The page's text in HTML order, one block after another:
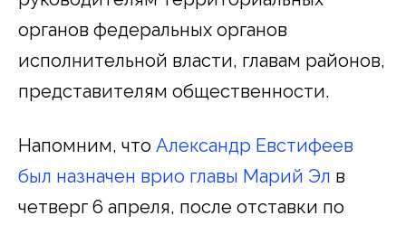
органов федеральных органов
исполнительной власти, главам районов,
представителям общественности.
Напомним, что Александр Евстифеев
был назначен врио главы Марий Эл в
четверг 6 апреля, после отставки по